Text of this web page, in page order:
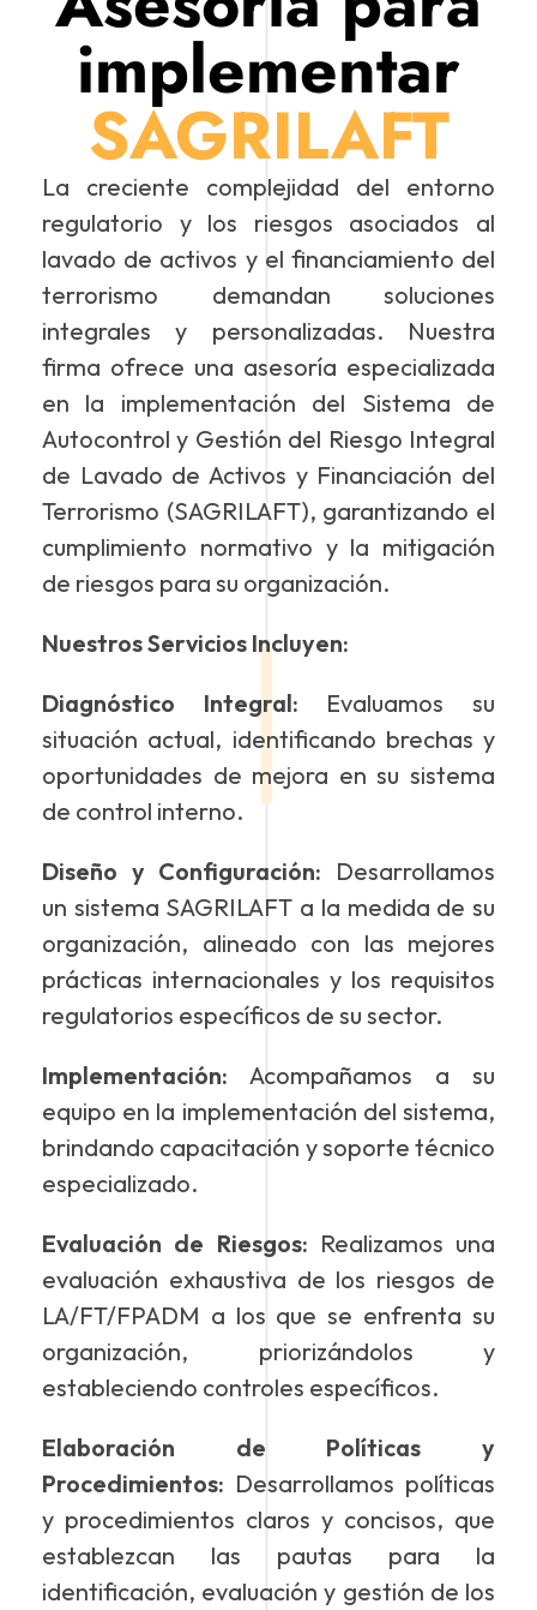
implementar
SAGRILAFT
La creciente complejidad del entorno
regulatorio y los riesgos asociados al
lavado de activos y el financiamiento del
terrorismo demandan soluciones
integrales y personalizadas. Nuestra
firma ofrece una asesoría especializada
en la implementación del Sistema de
Autocontrol y Gestión del Riesgo Integral
de Lavado de Activos y Financiación del
Terrorismo (SAGRILAFT), garantizando el
cumplimiento normativo y la mitigación
de riesgos para su organización.
Nuestros Servicios Incluyen:
Diagnóstico Integral: Evaluamos su
situación actual, identificando brechas y
oportunidades de mejora en su sistema
de control interno.
Diseño y Configuración: Desarrollamos
un sistema SAGRILAFT a la medida de su
organización, alineado con las mejores
prácticas internacionales y los requisitos
regulatorios específicos de su sector.
Implementación: Acompañamos a su
equipo en la implementación del sistema,
brindando capacitación y soporte técnico
especializado.
Evaluación de Riesgos: Realizamos una
evaluación exhaustiva de los riesgos de
LA/FT/FPADM a los que se enfrenta su
organización, priorizándolos y
estableciendo controles específicos.
Elaboración de Políticas y
Procedimientos: Desarrollamos políticas
y procedimientos claros y concisos, que
establezcan las pautas para la
identificación, evaluación y gestión de los